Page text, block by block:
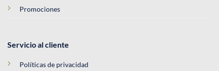
Promociones
Servicio al cliente
Políticas de privacidad